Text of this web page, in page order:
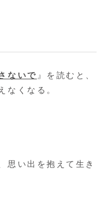
ないで 』を読むと、
なくなる。
思い出を抱えて生き